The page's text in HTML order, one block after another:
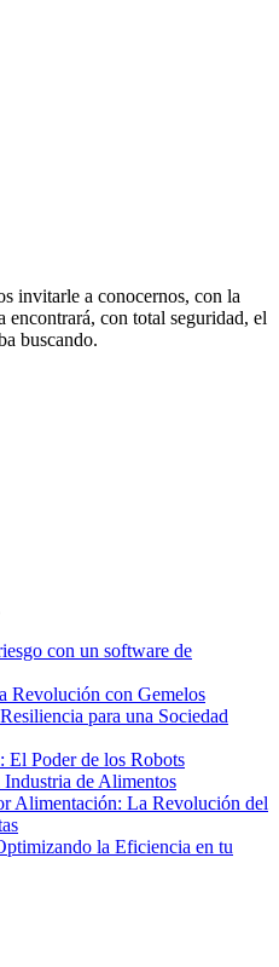
invitarle a conocernos, con la
encontrará, con total seguridad, el
buscando.
con un software de
Revolución con Gemelos
para una Sociedad
Poder de los Robots
de Alimentos
Alimentación: La Revolución del
la Eficiencia en tu